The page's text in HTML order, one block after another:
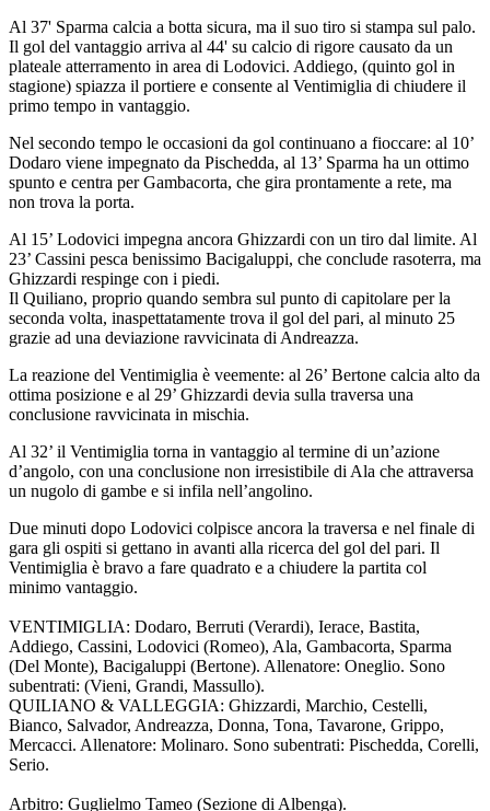
Al 37' Sparma calcia a botta sicura, ma il suo tiro si stampa sul palo.
Il gol del vantaggio arriva al 44' su calcio di rigore causato da un
plateale atterramento in area di Lodovici. Addiego, (quinto gol in
stagione) spiazza il portiere e consente al Ventimiglia di chiudere il
primo tempo in vantaggio.
Nel secondo tempo le occasioni da gol continuano a fioccare: al 10’
Dodaro viene impegnato da Pischedda, al 13’ Sparma ha un ottimo
spunto e centra per Gambacorta, che gira prontamente a rete, ma
non trova la porta.
Al 15’ Lodovici impegna ancora Ghizzardi con un tiro dal limite. Al
23’ Cassini pesca benissimo Bacigaluppi, che conclude rasoterra, ma
Ghizzardi respinge con i piedi.
Il Quiliano, proprio quando sembra sul punto di capitolare per la
seconda volta, inaspettatamente trova il gol del pari, al minuto 25
grazie ad una deviazione ravvicinata di Andreazza.
La reazione del Ventimiglia è veemente: al 26’ Bertone calcia alto da
ottima posizione e al 29’ Ghizzardi devia sulla traversa una
conclusione ravvicinata in mischia.
Al 32’ il Ventimiglia torna in vantaggio al termine di un’azione
d’angolo, con una conclusione non irresistibile di Ala che attraversa
un nugolo di gambe e si infila nell’angolino.
Due minuti dopo Lodovici colpisce ancora la traversa e nel finale di
gara gli ospiti si gettano in avanti alla ricerca del gol del pari. Il
Ventimiglia è bravo a fare quadrato e a chiudere la partita col
minimo vantaggio.
VENTIMIGLIA: Dodaro, Berruti (Verardi), Ierace, Bastita,
Addiego, Cassini, Lodovici (Romeo), Ala, Gambacorta, Sparma
(Del Monte), Bacigaluppi (Bertone). Allenatore: Oneglio. Sono
subentrati: (Vieni, Grandi, Massullo).
QUILIANO & VALLEGGIA: Ghizzardi, Marchio, Cestelli,
Bianco, Salvador, Andreazza, Donna, Tona, Tavarone, Grippo,
Mercacci. Allenatore: Molinaro. Sono subentrati: Pischedda, Corelli,
Serio.
Arbitro: Guglielmo Tameo (Sezione di Albenga).